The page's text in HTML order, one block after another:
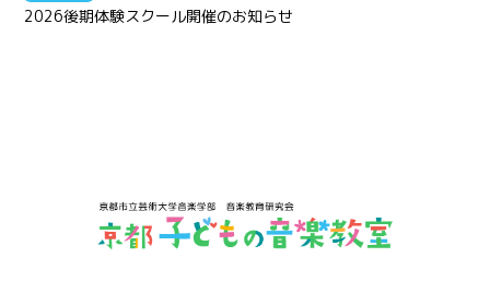
2026後期体験スクール開催のお知らせ